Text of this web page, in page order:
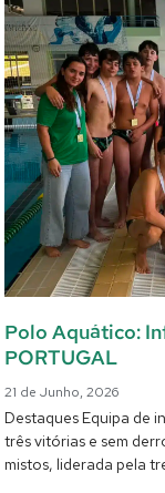
Polo Aquático:
PORTUGAL
21 de Junho, 2026
Destaques Equipa de
três vitórias e sem
mistos, liderada pela